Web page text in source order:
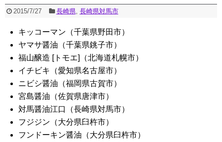
2015/7/27 長崎県, 長崎県対馬市
キッコーマン（千葉県野田市）
ヤマサ醤油（千葉県銚子市）
福山醸造 [トモエ]（北海道札幌市）
イチビキ（愛知県名古屋市）
ニビシ醤油（福岡県古賀市）
宮島醤油（佐賀県唐津市）
対馬醤油江口（長崎県対馬市）
フジジン（大分県臼杵市）
フンドーキン醤油（大分県臼杵市）